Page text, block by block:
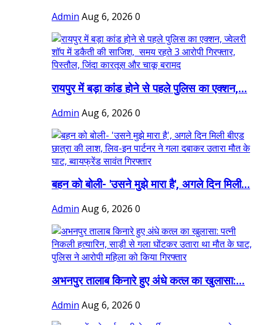
Admin Aug 6, 2026 0
रायपुर में बड़ा कांड होने से पहले पुलिस का एक्शन,...
Admin Aug 6, 2026 0
बहन को बोली- 'उसने मुझे मारा है', अगले दिन मिली...
Admin Aug 6, 2026 0
अभनपुर तालाब किनारे हुए अंधे कत्ल का खुलासा:...
Admin Aug 6, 2026 0